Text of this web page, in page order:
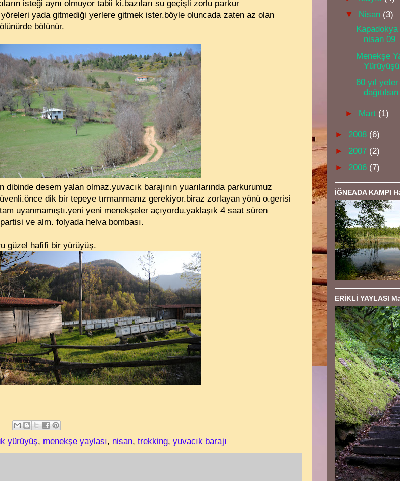
isteği aynı olmuyor tabii ki.bazıları su geçişli zorlu parkur
yada gitmediği yerlere gitmek ister.böyle oluncada zaten az olan
bölünür.
dibinde desem yalan olmaz.yuvacık barajının yuarılarında parkurumuz
dik bir tepeye tırmanmanız gerekiyor.biraz zorlayan yönü o.gerisi
uyanmamıştı.yeni yeni menekşeler açıyordu.yaklaşık 4 saat süren
ve alm. folyada helva bombası.
güzel hafifi bir yürüyüş.
yürüyüş, menekşe yaylası, nisan, trekking, yuvacık barajı
▼ Nisan (3)
nisan 09
Menekşe
60 yıl
dağıtılsın
► Mart (1)
► 2008 (6)
► 2007 (2)
► 2006 (7)
İĞNEADA KAMPI
ERİKLİ YAYLASI